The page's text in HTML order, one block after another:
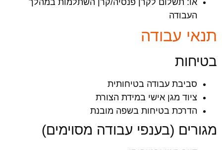
העבודה
תנאי עבודה
בטיחות
סביבת עבודה בטיחותית
ציוד מגן אישי במידת הצורת
הדרכת בטיחות בשפה מובנת
מגורים (בענפי עבודה מסוימים)